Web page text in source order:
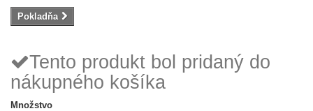
Pokladňa
Tento produkt bol pridaný do
nákupného košíka
Množstvo